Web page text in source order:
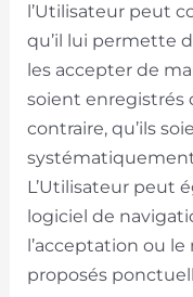
l’Utilisateur peut
qu’il lui permette
les accepter de
soient enregistrés
contraire, qu’ils
L’Utilisateur peut
logiciel de
l’acceptation ou
proposés